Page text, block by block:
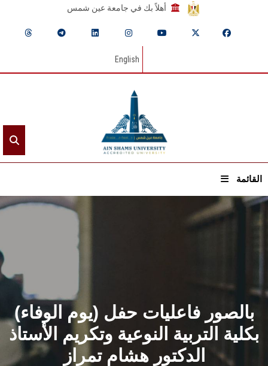
أهلاً بك في جامعة عين شمس
English
القائمة
الرئيسيـة
القطاعـات
الشئون الأكاديمية
البحث العلمي
بالصور فاعليات حفل (يوم الوفاء)
بكلية التربية النوعية وتكريم الأستاذ
الدكتور هشام تمراز